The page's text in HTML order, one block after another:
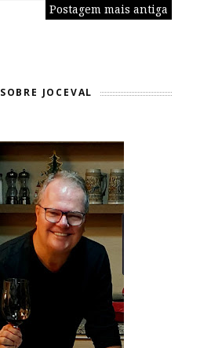
Postagem mais antiga
SOBRE JOCEVAL